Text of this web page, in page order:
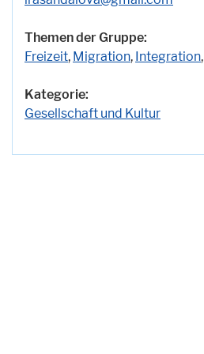
Themen der Gruppe:
Freizeit, Migration, Integration,
Kategorie:
Gesellschaft und Kultur